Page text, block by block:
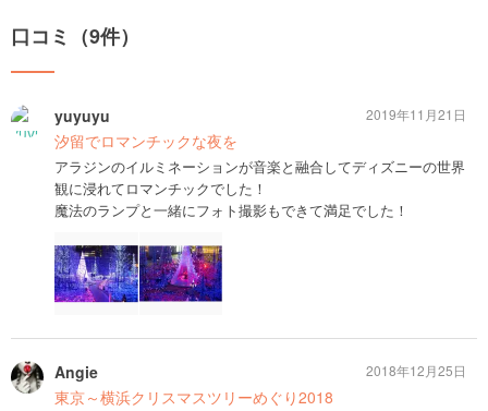
口コミ（9件）
yuyuyu
汐留でロマンチックな夜を
アラジンのイルミネーションが音楽と融合してディズニーの世界
観に浸れてロマンチックでした！
魔法のランプと一緒にフォト撮影もできて満足でした！
2019年11月21日
Angie
東京～横浜クリスマスツリーめぐり2018
2018年12月25日